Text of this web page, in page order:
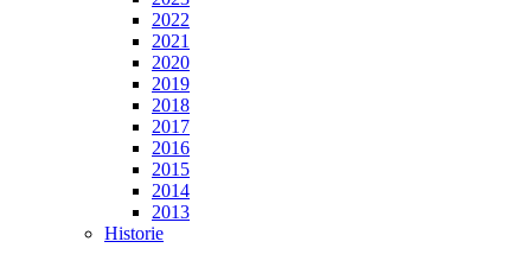
2022
2021
2020
2019
2018
2017
2016
2015
2014
2013
Historie